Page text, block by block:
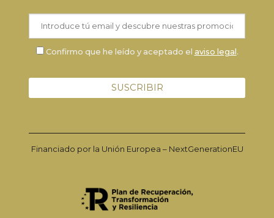
Confirmo que he leído y aceptado el aviso legal.
Financiado por la Unión Europea – NextGenerationEU